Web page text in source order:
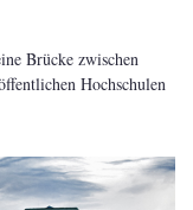
Brücke zwischen
Hochschulen